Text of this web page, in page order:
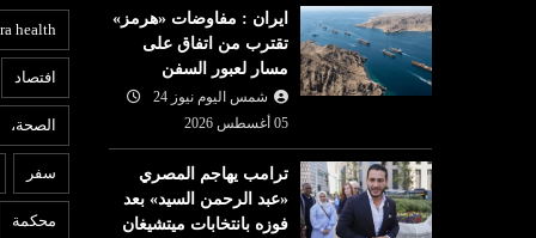
ايران : مفاوضات «هرمز»
تقترب من اتفاق على
مسار لعبور السفن
شمس اليوم نيوز 24
05 أغسطس 2026
ترامب يهاجم المصري
«عبد الرحمن السيد» بعد
فوزه بانتخابات ميتشيغان
health
افتصاد
الصحة،
سفر
محكمة
05 أغسطس
عربي ودولي
شمس اليوم نيوز 24
05 أغسطس
2026